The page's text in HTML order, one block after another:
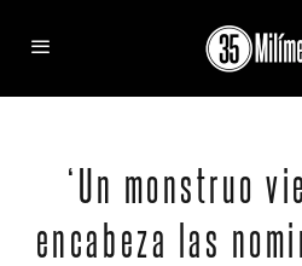
‘Un monstruo
encabeza las